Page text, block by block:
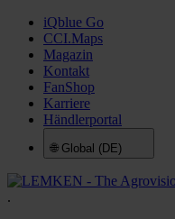
iQblue Go
CCI.Maps
Magazin
Kontakt
FanShop
Karriere
Händlerportal
🌐 Global (DE)
.